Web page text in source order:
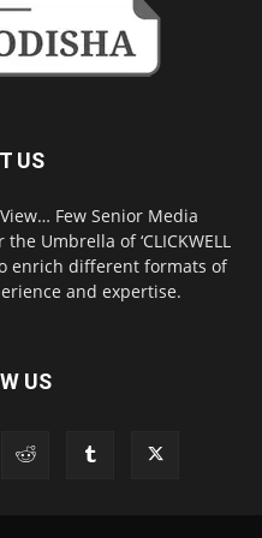
US
Few Senior Media
Umbrella of ‘CLICKWELL
to enrich different formats of
and expertise.
US